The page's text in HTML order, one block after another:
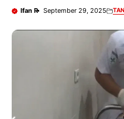
Ifan R September 29, 2025